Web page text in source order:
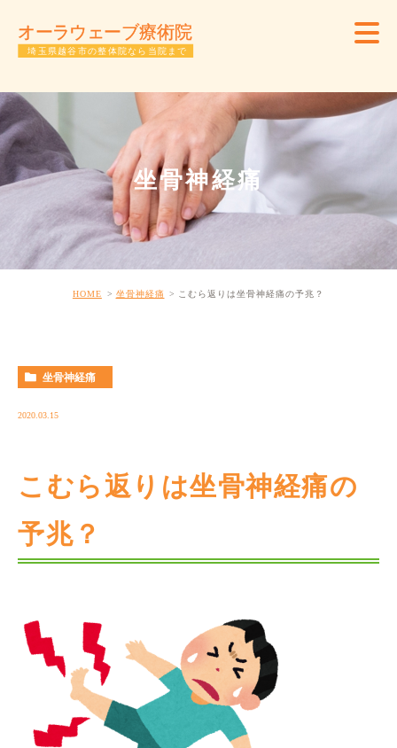
坐骨神経痛
HOME 坐骨神経痛 こむら返りは坐骨神経痛の予兆？
坐骨神経痛
2020.03.15
こむら返りは坐骨神経痛の
予兆？